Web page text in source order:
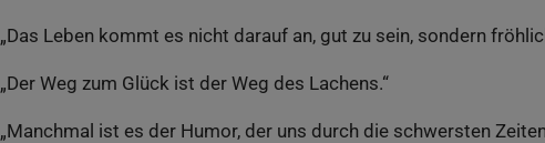
„Das Leben kommt es nicht darauf an, gut zu sein, sondern
„Der Weg zum Glück ist der Weg des Lachens.“
„Manchmal ist es der Humor, der uns durch die schwersten